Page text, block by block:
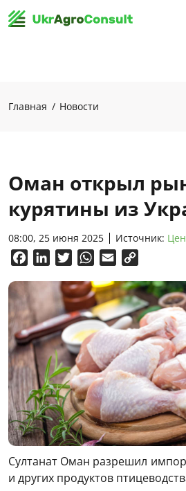
Главная Новости
Оман открыл
курятины из
08:00, 25 июня 2025 Источник:
FacebookLinkedInTwitterWhatsApp
Email
Султанат Оман разрешил
и других продуктов